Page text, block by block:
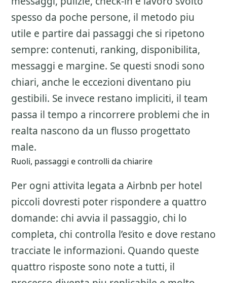
spesso da poche persone, il metodo piu
utile e partire dai passaggi che si ripetono
sempre: contenuti, ranking, disponibilita,
messaggi e margine. Se questi snodi sono
chiari, anche le eccezioni diventano piu
gestibili. Se invece restano impliciti, il team
passa il tempo a rincorrere problemi che in
realta nascono da un flusso progettato
male.
Ruoli, passaggi e controlli da chiarire
Per ogni attivita legata a Airbnb per hotel
piccoli dovresti poter rispondere a quattro
domande: chi avvia il passaggio, chi lo
completa, chi controlla l’esito e dove restano
tracciate le informazioni. Quando queste
quattro risposte sono note a tutti, il